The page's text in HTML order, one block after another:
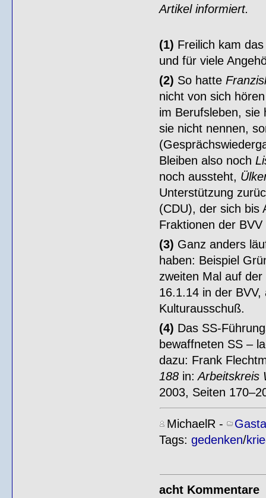
Artikel informiert.
(1) Freilich kam
und für viele
(2) So hatte
nicht von sich
im Berufsleben, sie
sie nicht nennen,
Bleiben also noch
noch aussteht,
Unterstützung
(CDU), der sich bis
Fraktionen der
(3) Ganz anders
haben: Beispiel
zweiten Mal auf
16.1.14 in der
Kulturausschuß.
(4) Das SS-
bewaffneten SS –
dazu: Frank
188in: Arbeitskreis
2003, Seiten
MichaelR -
Tags: gedenken/
acht Kommentare